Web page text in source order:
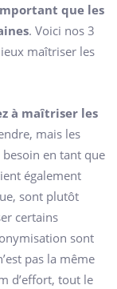
que les
. Voici nos 3
maîtriser les
à maîtriser les
mais les
en tant que
également
sont plutôt
certains
sont
pas la même
d’effort, tout le